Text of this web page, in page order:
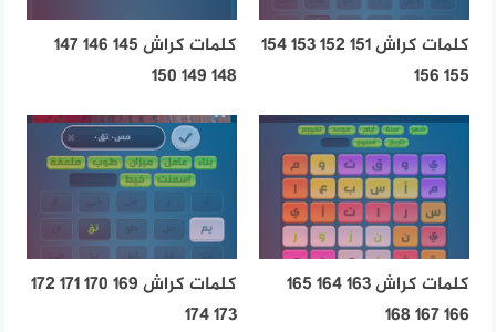
كلمات كراش 151 152 153 154
155 156
كلمات كراش 145 146 147
148 149 150
كلمات كراش 163 164 165
166 167 168
كلمات كراش 169 170 171 172
173 174